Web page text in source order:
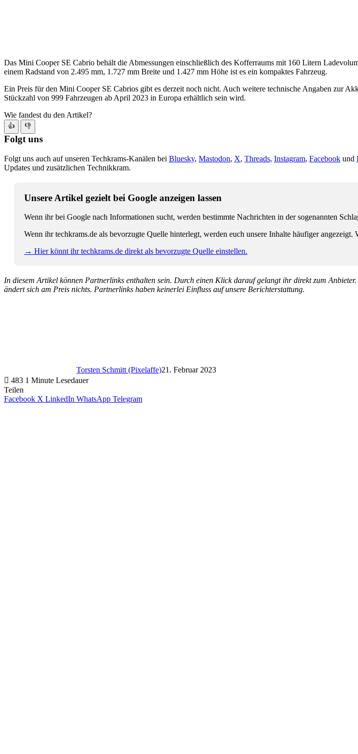
Das Mini Cooper SE Cabrio behält die Abmessungen einschließlich des Kofferraums mit 160 Litern
einem Radstand von 2.495 mm, 1.727 mm Breite und 1.427 mm Höhe ist es ein kompaktes Fahrzeug.
Ein Preis für den Mini Cooper SE Cabrios gibt es derzeit noch nicht. Auch weitere technische Angaben zur
Stückzahl von 999 Fahrzeugen ab April 2023 in Europa erhältlich sein wird.
Wie fandest du den Artikel?
👍 👎
Folgt uns
Folgt uns auch auf unseren Techkrams-Kanälen bei Bluesky, Mastodon, X, Threads, Instagram, Facebook und
Updates und zusätzlichen Technikkram.
Unsere Artikel gezielt bei Google anzeigen lassen
Wenn ihr bei Google nach Informationen sucht, werden bestimmte Nachrichten in der sogenannten
Wenn ihr techkrams.de als bevorzugte Quelle hinterlegt, werden euch unsere Inhalte häufiger angezeigt.
→ Hier könnt ihr techkrams.de direkt als bevorzugte Quelle einstellen.
In diesem Artikel können Partnerlinks enthalten sein. Durch einen Klick darauf gelangt ihr direkt zum
ändert sich am Preis nichts. Partnerlinks haben keinerlei Einfluss auf unsere Berichterstattung.
Torsten Schmitt (Pixelaffe)21. Februar 2023
483 1 Minute Lesedauer
Teilen
Facebook X LinkedIn WhatsApp Telegram